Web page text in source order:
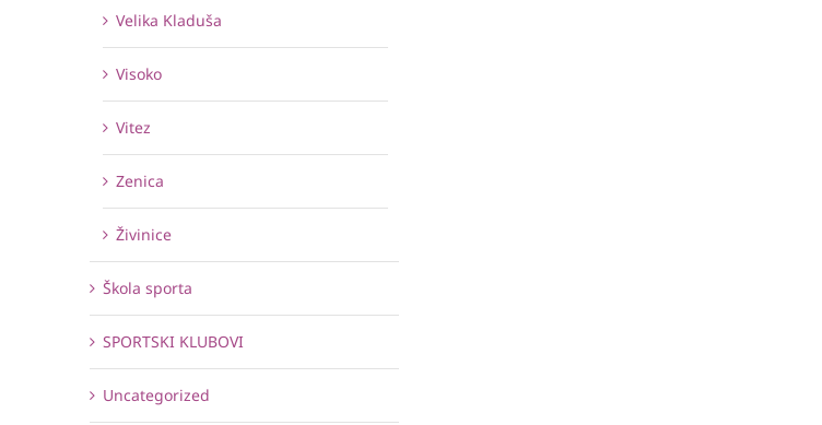
Velika Kladuša
Visoko
Vitez
Zenica
Živinice
Škola sporta
SPORTSKI KLUBOVI
Uncategorized